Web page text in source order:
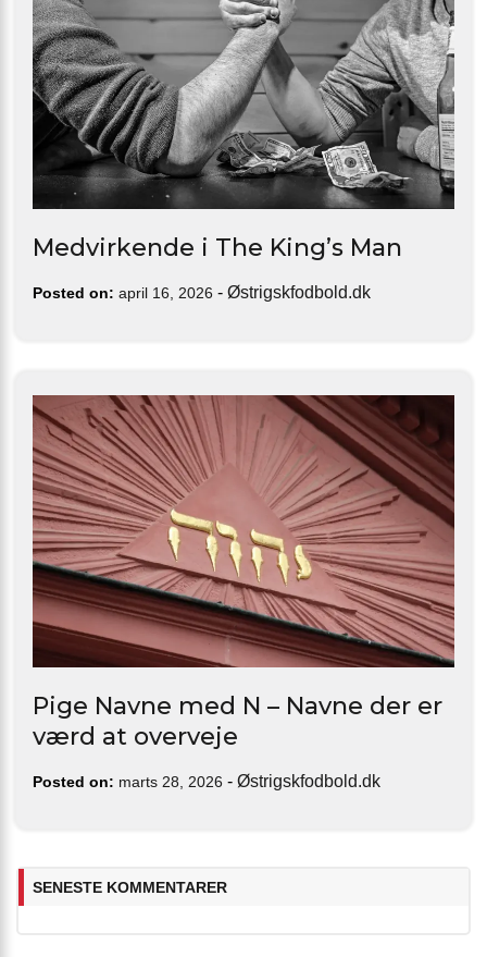
Medvirkende i The King’s Man
Posted on: april 16, 2026 - Østrigskfodbold.dk
Pige Navne med N – Navne der er
værd at overveje
Posted on: marts 28, 2026 - Østrigskfodbold.dk
SENESTE KOMMENTARER